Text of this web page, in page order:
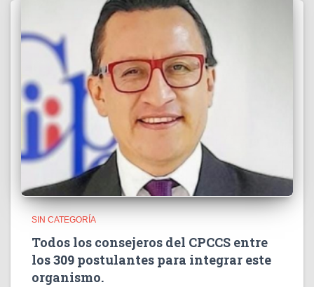
SIN CATEGORÍA
Todos los consejeros del CPCCS entre
los 309 postulantes para integrar este
organismo.